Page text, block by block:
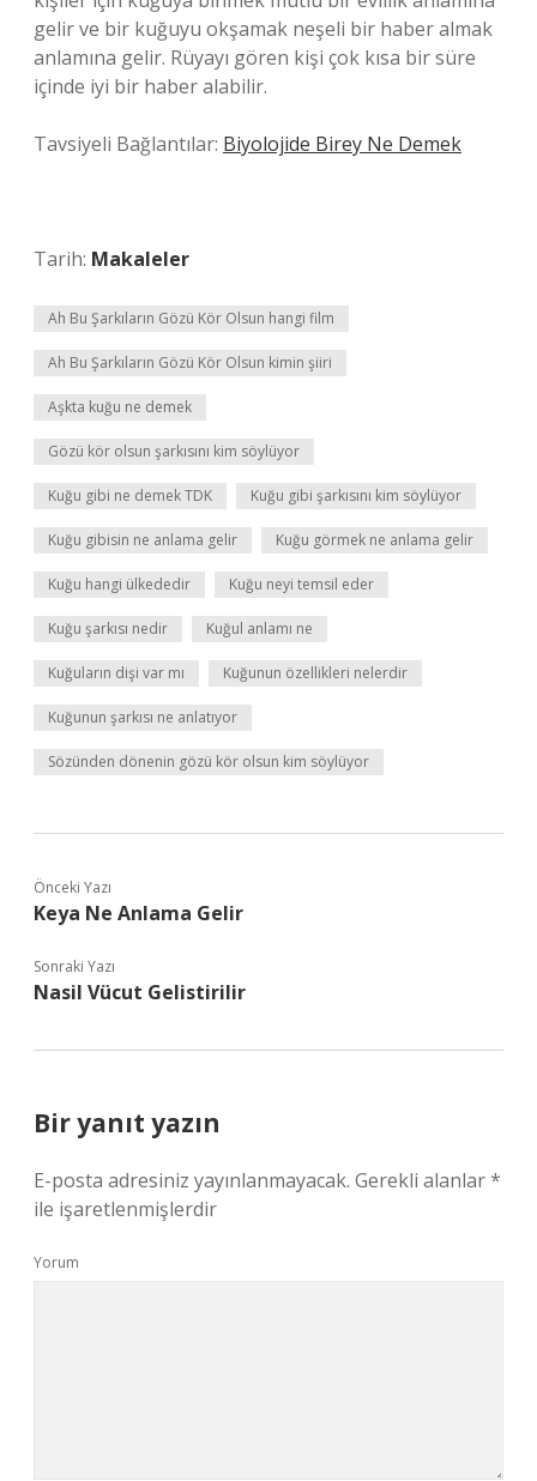
gelir ve bir kuğuyu okşamak neşeli bir haber almak
anlamına gelir. Rüyayı gören kişi çok kısa bir süre
içinde iyi bir haber alabilir.
Tavsiyeli Bağlantılar: Biyolojide Birey Ne Demek
Tarih: Makaleler
Ah Bu Şarkıların Gözü Kör Olsun hangi film
Ah Bu Şarkıların Gözü Kör Olsun kimin şiiri
Aşkta kuğu ne demek
Gözü kör olsun şarkısını kim söylüyor
Kuğu gibi ne demek TDK Kuğu gibi şarkısını kim söylüyor
Kuğu gibisin ne anlama gelir Kuğu görmek ne anlama gelir
Kuğu hangi ülkededir Kuğu neyi temsil eder
Kuğu şarkısı nedir Kuğul anlamı ne
Kuğuların dişi var mı Kuğunun özellikleri nelerdir
Kuğunun şarkısı ne anlatıyor
Sözünden dönenin gözü kör olsun kim söylüyor
Önceki Yazı
Keya Ne Anlama Gelir
Sonraki Yazı
Nasil Vücut Gelistirilir
Bir yanıt yazın
E-posta adresiniz yayınlanmayacak. Gerekli alanlar*
ile işaretlenmişlerdir
Yorum